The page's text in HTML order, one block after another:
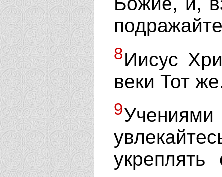
8Иисус
веки Тот
9